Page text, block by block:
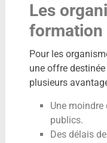
Les
formation
Pour les
une offre
plusieurs
Une
publics.
Des délais